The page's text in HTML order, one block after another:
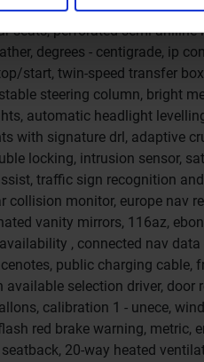
personnaliser le contenu
notre trafic. Nous
sociaux, de publicité et
fournies ou qu’ils ont
leather steering wheel,
seats, perforated semi-
degrees - centigrade, ip
start, twin-speed transfer
steering column, bright
automatic headlight
with signature drl, adaptive
locking, intrusion sensor,
traffic sign recognition
monitor, europe nav
vanity mirrors, 116az,
, connected nav data
public charging cable,
selection driver, door
calibration 1 - unece,
red brake warning, metric,
20-way heated